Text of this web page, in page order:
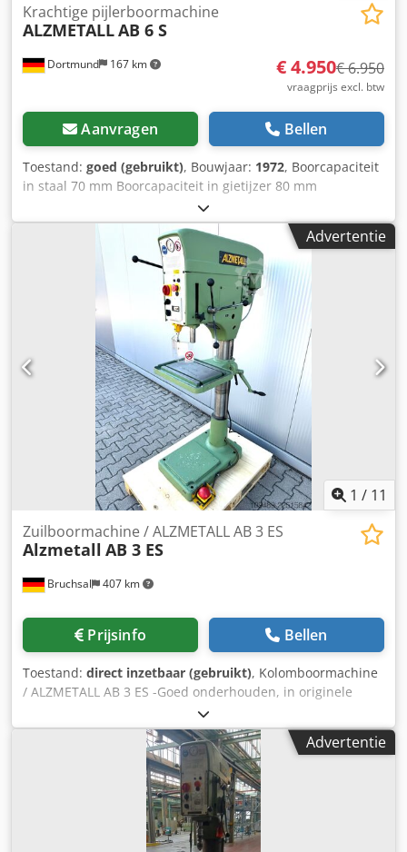
Dortmund 167 km
Krachtige pijlerboormachine
ALZMETALLAB 6 S
€ 4.950€ 6.950
vraagprijs excl. btw
Aanvragen Bellen
Toestand: goed (gebruikt), Bouwjaar: 1972, Boorcapaciteit
in staal 70 mm Boorcapaciteit in gietijzer 80 mm
Spindelhouder MK 5 Spindelprojectie 400 mm Spindelslag
240 mm Diameter kolom 250 mm Toerentalbereik, traploos
45 - 1325 tpm 5 voedingen 0,1, 0,14, 0,2, 0,28, 0,4
mm/omw. Tafelafmetingen 880 x 660 mm Motorvermogen
3 kW Csdot Uzk Rspfx Acnjrf Afmetingen L x B x H 880 x
1200 x 2500 mm Machinegewicht 1400 kg Accessoires /
Speciale functies: - Traploze snelheidsregeling via PIV
tandwielkast en reductie - Grote opspantafel 880 x 660 mm
- Aanvoer via kruishendel - Grote boordiepte-instelling met
240 mm vaste aanslag - Zwenkbare tafel -
Noodstopschakelaar - Koelvloeistofsysteem Siegfried Volz
Gereedschapsmachines Rüschebrinkstr. 151-153 DE -
44143 Dortmund - Wambel
Advertentie
1 / 11
Bruchsal 407 km
Zuilboormachine / ALZMETALL AB 3 ES
Alzmetall AB 3 ES
Prijsinfo Bellen
Toestand: direct inzetbaar (gebruikt), Kolomboormachine
/ ALZMETALL AB 3 ES -Goed onderhouden, in originele
staat -Boorcapaciteit / staal max. 35 mm -Uitschuiflengte
ca. 280 mm -Tafelafmetingen ca. 600 x 470 mm Crodpfx
Aceztffcenef -Boorslag ca. 180 mm -Conusopname MK 3 -
Traploze toerentalregeling -Toerentalbereik 65 - 1750 tpm -
Boordiepte-aanslag -Spindelbescherming -Noodstop / aan-
uit -Voetschakelaar -Analoge toerentalaanzege -Boorkop -
Documentatie Afmetingen: L x B x H 1,2 x 0,8 x 2 meter /
Advertentie